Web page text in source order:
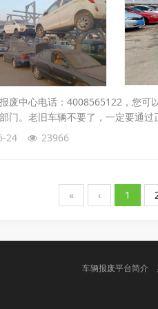
废中心电话：4008565122，您可
门。老旧车辆不要了，一定要通
24
23966
« ‹ 1
车辆报废平台简介